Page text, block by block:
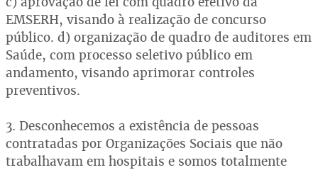
EMSERH, visando à realização de concurso
público. d) organização de quadro de auditores em
Saúde, com processo seletivo público em
andamento, visando aprimorar controles
preventivos.
3. Desconhecemos a existência de pessoas
contratadas por Organizações Sociais que não
trabalhavam em hospitais e somos totalmente